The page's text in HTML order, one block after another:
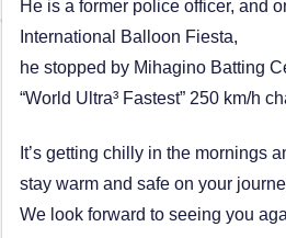
He is a former police officer, and
International Balloon Fiesta,
he stopped by Mihagino Batting
“World Ultra³ Fastest” 250 km/h
It’s getting chilly in the mornings
stay warm and safe on your
We look forward to seeing you